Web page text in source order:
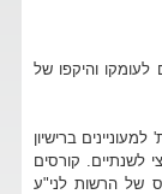
והיקפו של
ברישיון
לשנתיים. קורסים
של הרשות לני"ע